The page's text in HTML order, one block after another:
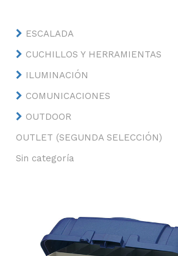
ESCALADA
CUCHILLOS Y HERRAMIENTAS
ILUMINACIÓN
COMUNICACIONES
OUTDOOR
OUTLET (SEGUNDA SELECCIÓN)
Sin categoría